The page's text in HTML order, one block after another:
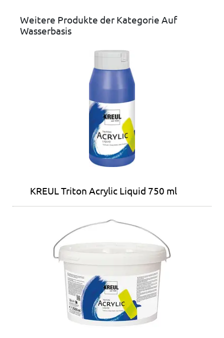
Weitere Produkte der Kategorie Auf
Wasserbasis
KREUL Triton Acrylic Liquid 750 ml